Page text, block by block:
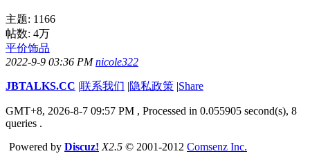
主题: 1166
帖数: 4万
平价饰品
2022-9-9 03:36 PMnicole322
JBTALKS.CC |联系我们 |隐私政策 |Share
GMT+8, 2026-8-7 09:57 PM , Processed in 0.055905 second(s), 8
queries .
Powered by Discuz! X2.5 © 2001-2012 Comsenz Inc.